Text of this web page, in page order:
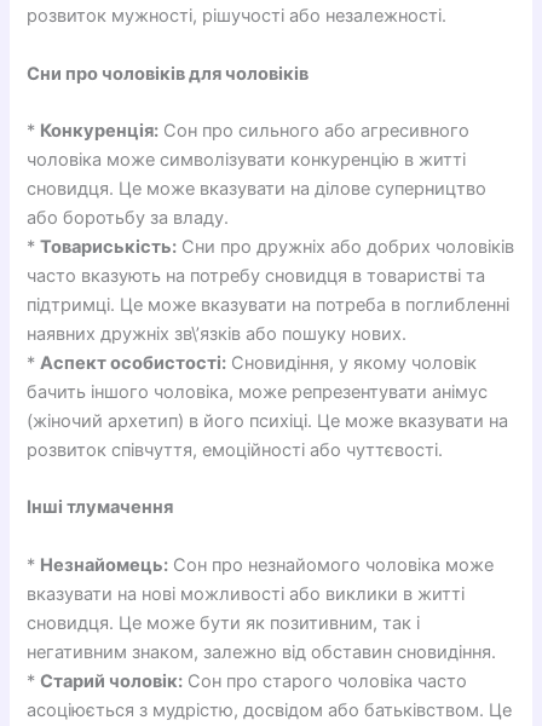
розвиток мужності, рішучості або незалежності.
Сни про чоловіків для чоловіків
* Конкуренція: Сон про сильного або агресивного
чоловіка може символізувати конкуренцію в житті
сновидця. Це може вказувати на ділове суперництво
або боротьбу за владу.
*Товариськість: Сни про дружніх або добрих чоловіків
часто вказують на потребу сновидця в товаристві та
підтримці. Це може вказувати на потреба в поглибленні
наявних дружніх зв\’язків або пошуку нових.
*Аспект особистості: Сновидіння, у якому чоловік
бачить іншого чоловіка, може репрезентувати анімус
(жіночий архетип) в його психіці. Це може вказувати на
розвиток співчуття, емоційності або чуттєвості.
Інші тлумачення
* Незнайомець: Сон про незнайомого чоловіка може
вказувати на нові можливості або виклики в житті
сновидця. Це може бути як позитивним, так і
негативним знаком, залежно від обставин сновидіння.
*Старий чоловік: Сон про старого чоловіка часто
асоціюється з мудрістю, досвідом або батьківством. Це